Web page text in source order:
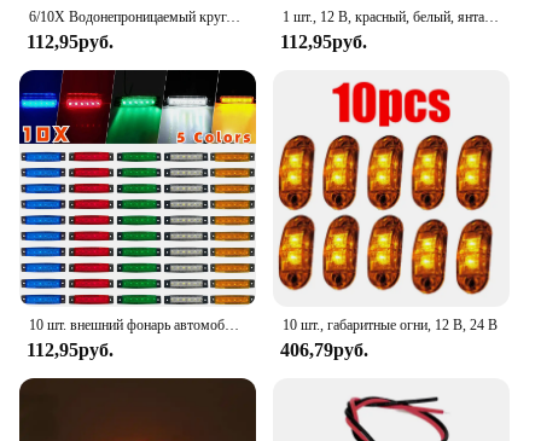
6/10X Водонепроницаемый круглый 3/4 "12 В 24 В Красный боковой габаритный фонарь Индикатор сигнала Светодиодная лампа Прицеп Грузовик Караван Ван Кемпер Лодка BUS RV
112,95руб.
1 шт., 12 В, красный, белый, янтарный рефлектор заднего тормоза
112,95руб.
10 шт. внешний фонарь автомобиля 12 В/24 В светодиодный красный белый желтый синий зеленый светодиодный боковой фонарь для автомобиля, автобуса, грузовика, низкий светодиодный сигнальный фонарь для прицепа
112,95руб.
10 шт., габаритные огни, 12 В, 24 В
406,79руб.